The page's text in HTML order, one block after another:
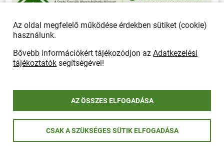
Önkormányzat
Az oldal megfelelő működése érdekben sütiket (cookie)
használunk.
Bővebb információkért tájékozódjon azAdatkezelési
tájékoztatók segítségével!
AZ ÖSSZES ELFOGADÁSA
CSAK A SZÜKSÉGES SÜTIK ELFOGADÁSA